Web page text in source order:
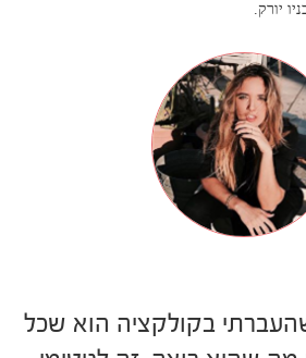
יורק.
בקולקציה הוא שכל